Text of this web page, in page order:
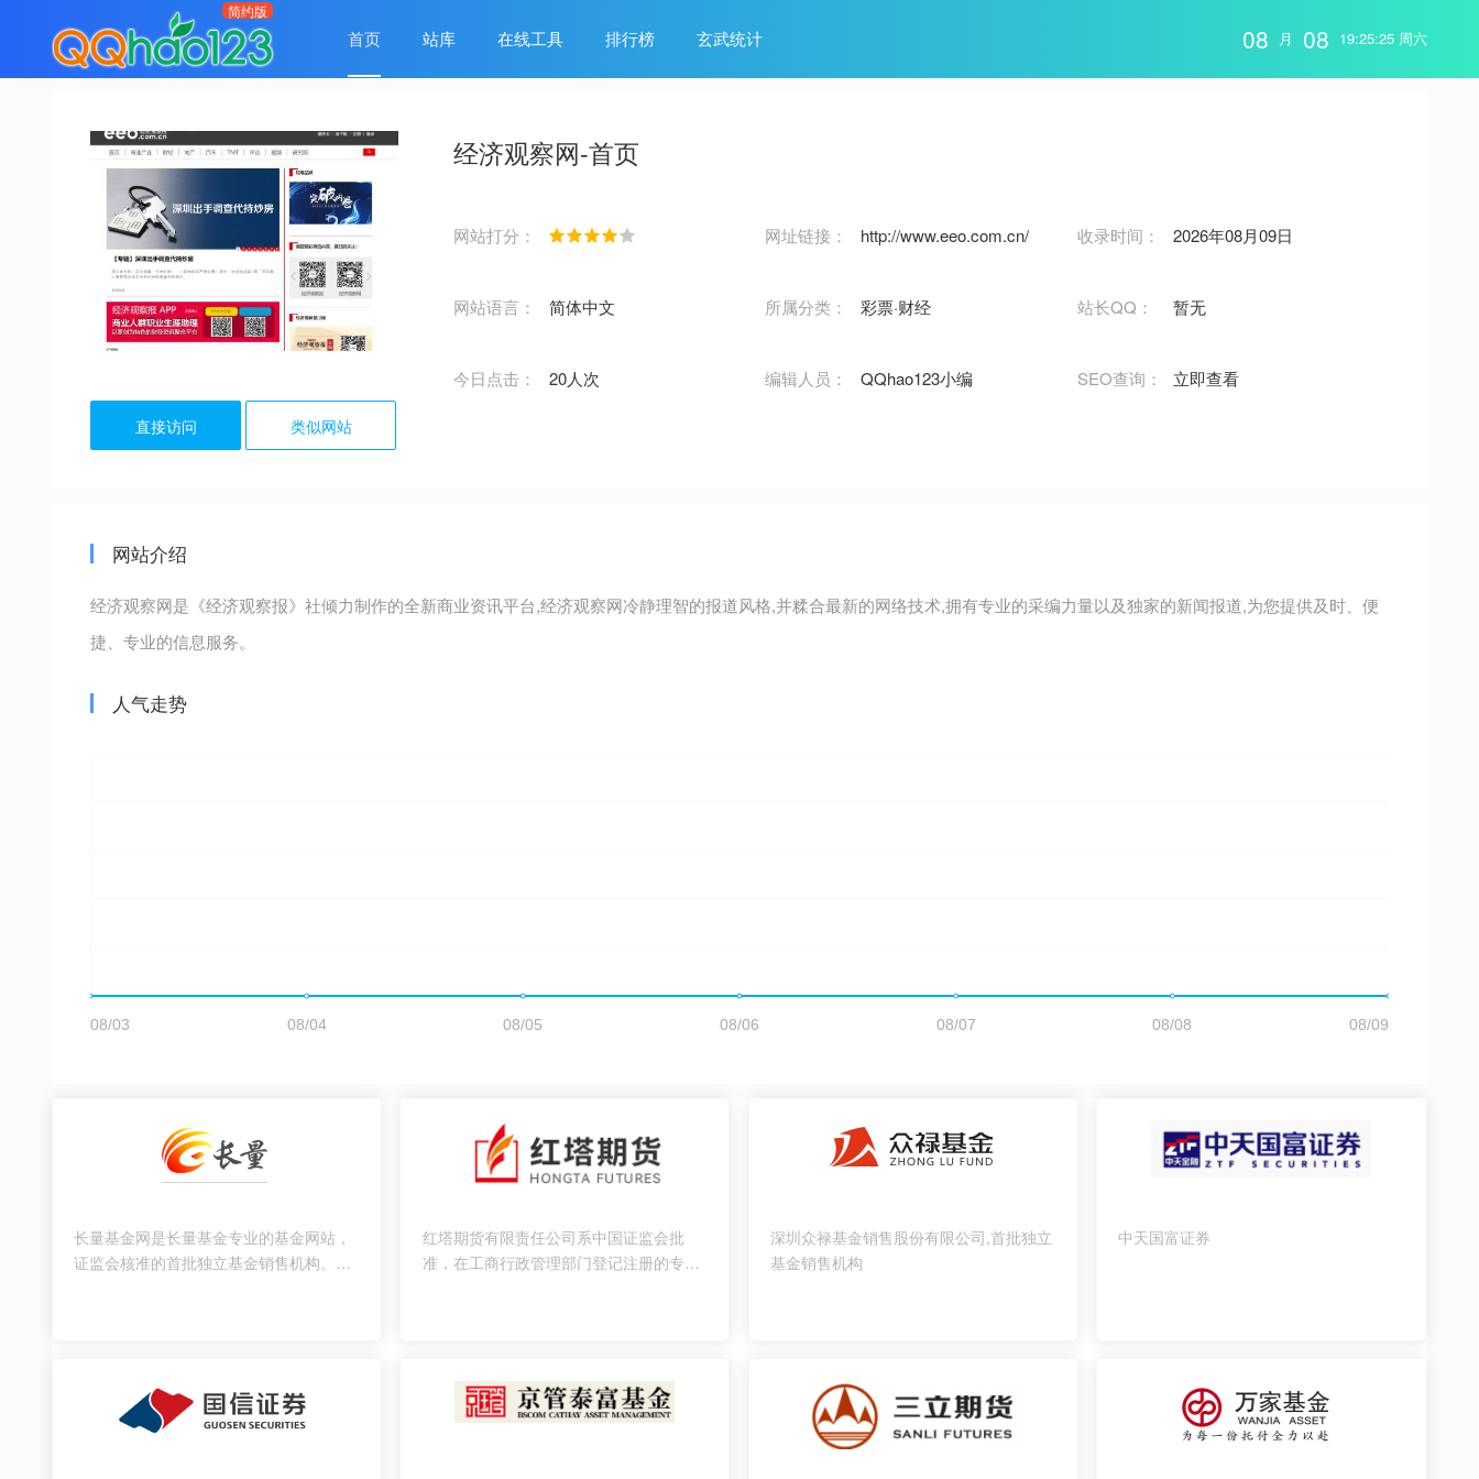
首页 站库 在线工具 排行榜 玄武统计 08 月 08 19:25:26 周六
直接访问 类似网站
经济观察网-首页
网站打分： 网址链接： http://www.eeo.com.cn/ 收录时间： 2026年08月09日
网站语言： 简体中文 所属分类： 彩票·财经 站长QQ： 暂无
今日点击： 20人次 编辑人员： QQhao123小编 SEO查询： 立即查看
网站介绍
经济观察网是《经济观察报》社倾力制作的全新商业资讯平台,经济观察网冷静理智的报道风格,并糅合最新的网络技术,拥有专业的采编力量以及独家的新闻报道,为您提供及时、便
捷、专业的信息服务。
人气走势
长量基金网是长量基金专业的基金网站，
证监会核准的首批独立基金销售机构。长
业化创新，提升合作机构的基金业务能
力、提高效率、创造客户价值
红塔期货有限责任公司系中国证监会批
准，在工商行政管理部门登记注册的专业
深圳众禄基金销售股份有限公司,首批独立
基金销售机构
中天国富证券